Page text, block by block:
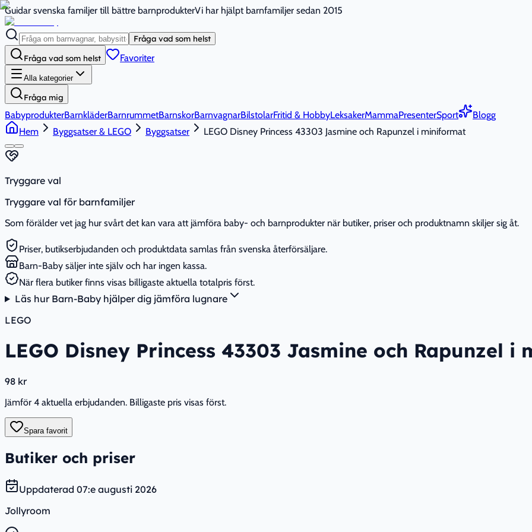
Guidar svenska familjer till bättre barnprodukterVi har hjälpt barnfamiljer sedan 2015
Fråga vad som helst
Fråga vad som helst Favoriter
Alla kategorier
Fråga mig
BabyprodukterBarnkläderBarnrummetBarnskorBarnvagnarBilstolarFritid & HobbyLeksakerMammaPresenterSport
Blogg
Hem
Byggsatser & LEGO Byggsatser LEGO Disney Princess 43303 Jasmine och Rapunzel i miniformat
Tryggare val
Tryggare val för barnfamiljer
Som förälder vet jag hur svårt det kan vara att jämföra baby- och barnprodukter när butiker, priser och produktnamn skiljer sig åt.
Priser, butikserbjudanden och produktdata samlas från svenska återförsäljare.
Barn-Baby säljer inte själv och har ingen kassa.
När flera butiker finns visas billigaste aktuella totalpris först.
Läs hur Barn-Baby hjälper dig jämföra lugnare
LEGO
LEGO Disney Princess 43303 Jasmine och Rapunzel i
98 kr
Jämför 4 aktuella erbjudanden. Billigaste pris visas först.
Spara favorit
Butiker och priser
Uppdaterad 07:e augusti 2026
Jollyroom